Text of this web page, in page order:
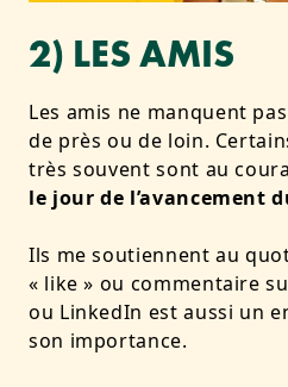
2) LES AMIS
Les amis ne manquent
de près ou de loin.
très souvent sont au
le jour de l’avancement
Ils me soutiennent au
« like » ou commentaire
ou LinkedIn est aussi un
son importance.